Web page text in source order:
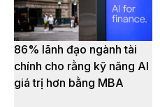
86% lãnh đạo ngành tài
chính cho rằng kỹ năng AI
giá trị hơn bằng MBA